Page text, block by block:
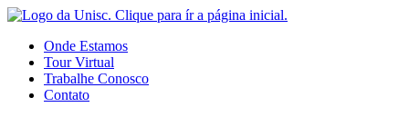
Onde Estamos
Tour Virtual
Trabalhe Conosco
Contato